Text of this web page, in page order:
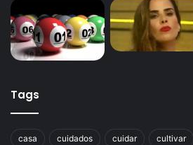
Tags
casa cuidados cuidar cultivar